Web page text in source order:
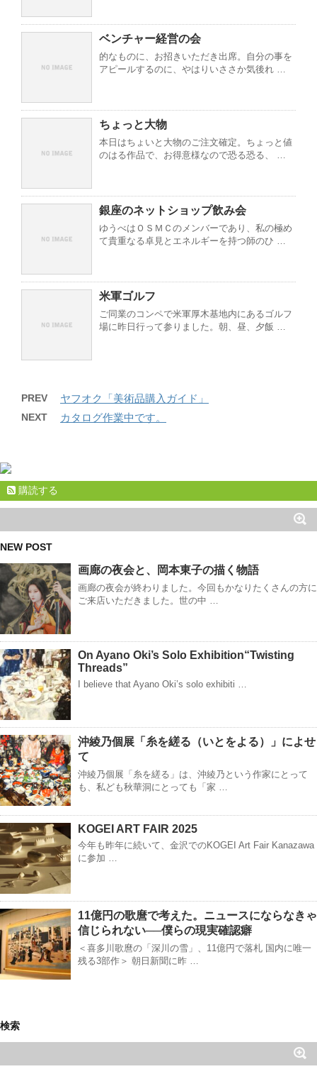
ベンチャー経営の会
的なものに、お招きいただき出席。自分の事を
アピールするのに、やはりいささか気後れ …
ちょっと大物
本日はちょいと大物のご注文確定。ちょっと値
のはる作品で、お得意様なので恐る恐る、 …
銀座のネットショップ飲み会
ゆうべはＯＳＭＣのメンバーであり、私の極め
て貴重なる卓見とエネルギーを持つ師のひ …
米軍ゴルフ
ご同業のコンペで米軍厚木基地内にあるゴルフ
場に昨日行って参りました。朝、昼、夕飯 …
PREV ヤフオク「美術品購入ガイド」
NEXT カタログ作業中です。
購読する
NEW POST
画廊の夜会と、岡本東子の描く物語
画廊の夜会が終わりました。今回もかなりたくさんの方に
ご来店いただきました。世の中 …
On Ayano Oki’s Solo Exhibition“Twisting
Threads”
I believe that Ayano Oki’s solo exhibiti …
沖綾乃個展「糸を縒る（いとをよる）」によせ
て
沖綾乃個展「糸を縒る」は、沖綾乃という作家にとって
も、私ども秋華洞にとっても「家 …
KOGEI ART FAIR 2025
今年も昨年に続いて、金沢でのKOGEI Art Fair Kanazawa
に参加 …
11億円の歌麿で考えた。ニュースにならなきゃ
信じられない──僕らの現実確認癖
＜喜多川歌麿の「深川の雪」、11億円で落札 国内に唯一
残る3部作＞ 朝日新聞に昨 …
検索